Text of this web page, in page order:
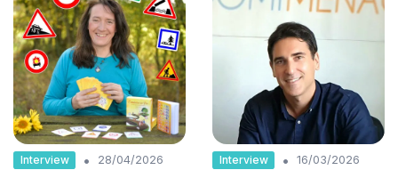
Interview •
28/04/2026
Interview •
16/03/2026